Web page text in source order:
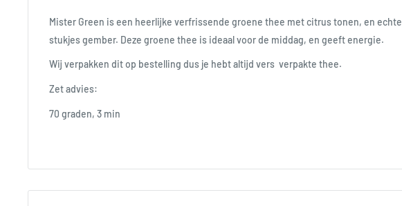
Mister Green is een heerlijke verfrissende groene thee met citrus tonen, en echte
stukjes gember. Deze groene thee is ideaal voor de middag, en geeft energie.
Wij verpakken dit op bestelling dus je hebt altijd vers verpakte thee.
Zet advies:
70 graden, 3 min